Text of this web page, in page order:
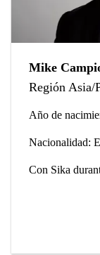
Mike
Región Asia/
Año de
Nacionalidad:
Con Sika